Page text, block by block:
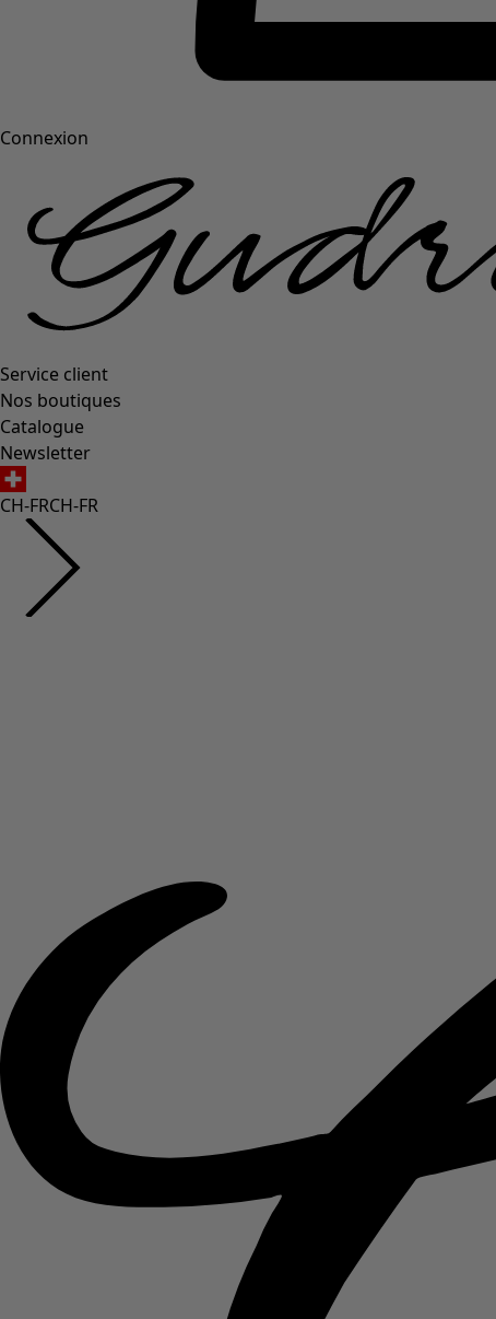
Connexion
Service client
Nos boutiques
Catalogue
Newsletter
CH-FRCH-FR